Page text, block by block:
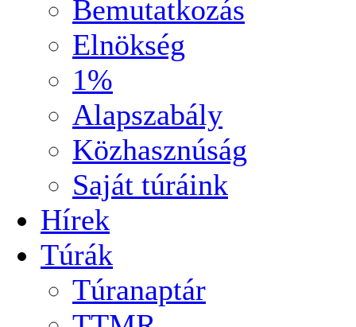
Bemutatkozás
Elnökség
1%
Alapszabály
Közhasznúság
Saját túráink
Hírek
Túrák
Túranaptár